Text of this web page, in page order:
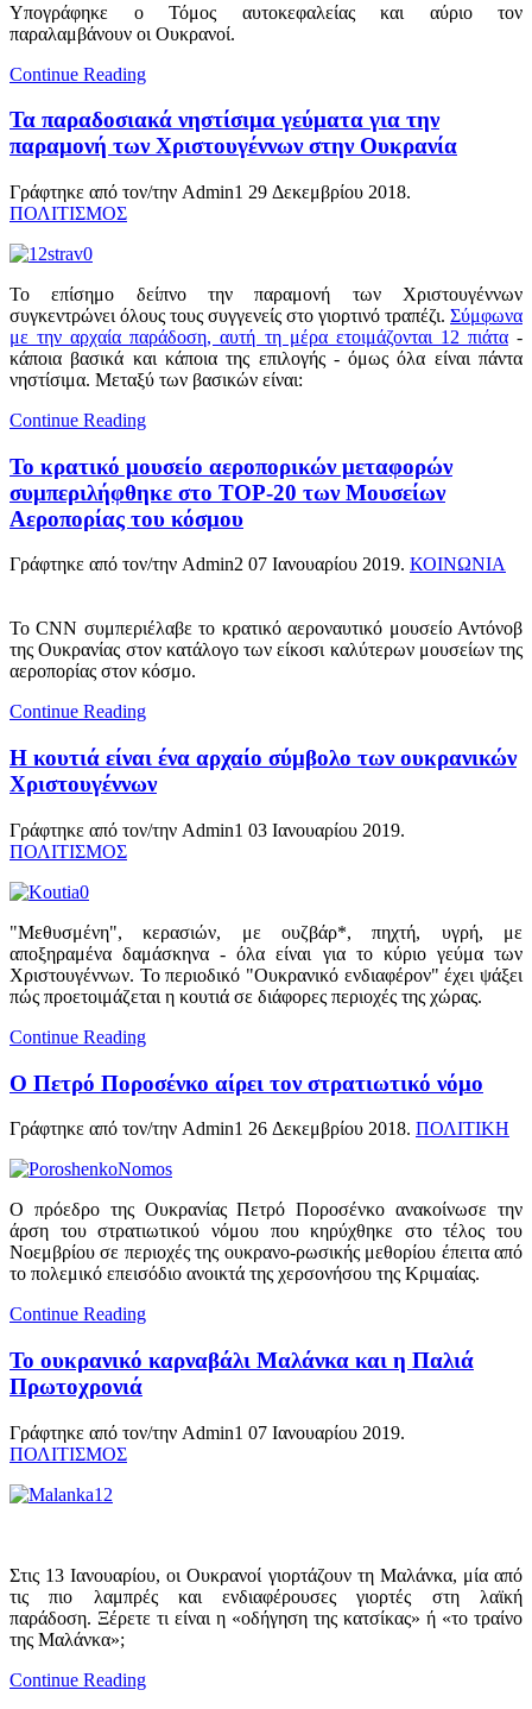
Υπογράφηκε ο Τόμος αυτοκεφαλείας και αύριο τον
παραλαμβάνουν οι Ουκρανοί.
Continue Reading
Τα παραδοσιακά νηστίσιμα γεύματα για την
παραμονή των Χριστουγέννων στην Ουκρανία
Γράφτηκε από τον/την Admin1 29 Δεκεμβρίου 2018.
ΠΟΛΙΤΙΣΜΟΣ
Το επίσημο δείπνο την παραμονή των Χριστουγέννων
συγκεντρώνει όλους τους συγγενείς στο γιορτινό τραπέζι. Σύμφωνα
με την αρχαία παράδοση, αυτή τη μέρα ετοιμάζονται 12 πιάτα-
κάποια βασικά και κάποια της επιλογής - όμως όλα είναι πάντα
νηστίσιμα. Μεταξύ των βασικών είναι:
Continue Reading
Το κρατικό μουσείο αεροπορικών μεταφορών
συμπεριλήφθηκε στο TOP-20 των Μουσείων
Αεροπορίας του κόσμου
Γράφτηκε από τον/την Admin2 07 Ιανουαρίου 2019. ΚΟΙΝΩΝΙΑ
Το CNN συμπεριέλαβε το κρατικό αεροναυτικό μουσείο Αντόνοβ
της Ουκρανίας στον κατάλογο των είκοσι καλύτερων μουσείων της
αεροπορίας στον κόσμο.
Continue Reading
Η κουτιά είναι ένα αρχαίο σύμβολο των ουκρανικών
Χριστουγέννων
Γράφτηκε από τον/την Admin1 03 Ιανουαρίου 2019.
ΠΟΛΙΤΙΣΜΟΣ
"Μεθυσμένη", κερασιών, με ουζβάρ*, πηχτή, υγρή, με
αποξηραμένα δαμάσκηνα - όλα είναι για το κύριο γεύμα των
Χριστουγέννων. Το περιοδικό "Ουκρανικό ενδιαφέρον" έχει ψάξει
πώς προετοιμάζεται η κουτιά σε διάφορες περιοχές της χώρας.
Continue Reading
Ο Πετρό Ποροσένκο αίρει τον στρατιωτικό νόμο
Γράφτηκε από τον/την Admin1 26 Δεκεμβρίου 2018. ΠΟΛΙΤΙΚΗ
Ο πρόεδρο της Ουκρανίας Πετρό Ποροσένκο ανακοίνωσε την
άρση του στρατιωτικού νόμου που κηρύχθηκε στο τέλος του
Νοεμβρίου σε περιοχές της ουκρανο-ρωσικής μεθορίου έπειτα από
το πολεμικό επεισόδιο ανοικτά της χερσονήσου της Κριμαίας.
Continue Reading
Το ουκρανικό καρναβάλι Μαλάνκα και η Παλιά
Πρωτοχρονιά
Γράφτηκε από τον/την Admin1 07 Ιανουαρίου 2019.
ΠΟΛΙΤΙΣΜΟΣ
Στις 13 Ιανουαρίου, οι Ουκρανοί γιορτάζουν τη Μαλάνκα, μία από
τις πιο λαμπρές και ενδιαφέρουσες γιορτές στη λαϊκή
παράδοση. Ξέρετε τι είναι η «οδήγηση της κατσίκας» ή «το τραίνο
της Μαλάνκα»;
Continue Reading